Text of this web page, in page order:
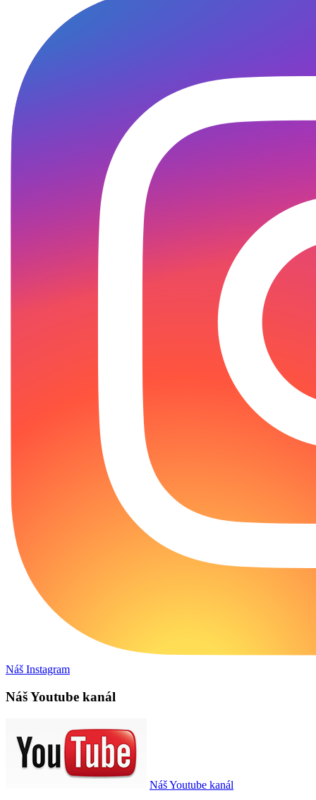
Náš Instagram
Náš Youtube kanál
Náš Youtube kanál